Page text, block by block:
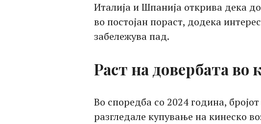
Италија и Шпанија открива дека
во постојан пораст, додека
забележува пад.
Раст на довербата во
Во споредба со 2024 година,
разгледале купување на кинеско